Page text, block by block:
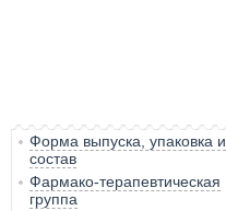
Форма выпуска, упаковка и
состав
Фармако-терапевтическая
группа